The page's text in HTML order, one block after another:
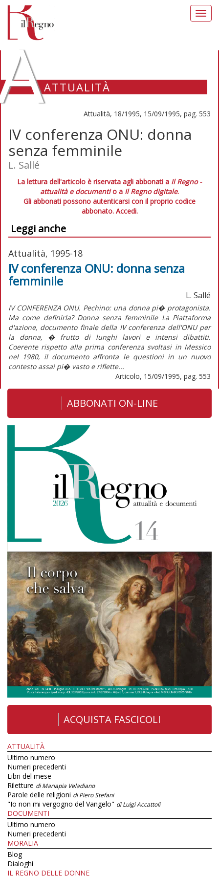
ATTUALITÀ
Attualità, 18/1995, 15/09/1995, pag. 553
IV conferenza ONU: donna
senza femminile
L. Sallé
La lettura dell'articolo è riservata agli abbonati a Il Regno -
attualità e documentio a Il Regno digitale.
Gli abbonati possono autenticarsi con il proprio codice
abbonato. Accedi.
Leggi anche
Attualità, 1995-18
IV conferenza ONU: donna senza
femminile
L. Sallé
IV CONFERENZA ONU. Pechino: una donna pi� protagonista.
Ma come definirla? Donna senza femminile La Piattaforma
d'azione, documento finale della IV conferenza dell'ONU per
la donna, � frutto di lunghi lavori e intensi dibattiti.
Coerente rispetto alla prima conferenza svoltasi in Messico
nel 1980, il documento affronta le questioni in un nuovo
contesto assai pi� vasto e riflette...
Articolo, 15/09/1995, pag. 553
ABBONATI ON-LINE
ACQUISTA FASCICOLI
ATTUALITÀ
Ultimo numero
Numeri precedenti
Libri del mese
Riletture di Mariapia Veladiano
Parole delle religioni di Piero Stefani
"Io non mi vergogno del Vangelo" di Luigi Accattoli
DOCUMENTI
Ultimo numero
Numeri precedenti
MORALIA
Blog
Dialoghi
IL REGNO DELLE DONNE